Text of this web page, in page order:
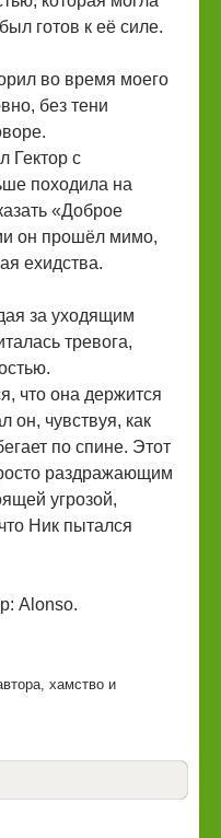
готов к её силе.
во время моего
без тени
Гектор с
походила на
«Доброе
он прошёл мимо,
ехидства.
за уходящим
тревога,
что она держится
чувствуя, как
по спине. Этот
раздражающим
угрозой,
Ник пытался
Alonso.
хамство и